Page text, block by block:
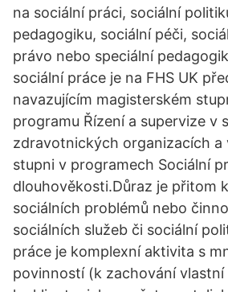
na sociální práci, sociální
pedagogiku, sociální péči,
právo nebo speciální
sociální práce je na FHS UK
navazujícím magisterském
programu Řízení a supervize v
zdravotnických organizacích a
stupni v programech Sociální
dlouhověkosti.Důraz je přitom
sociálních problémů nebo
sociálních služeb či sociální
práce je komplexní aktivita s
povinností (k zachování